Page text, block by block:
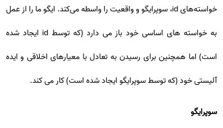
خواسته‌های id، سوپرایگو و واقعیت را واسطه می‌کند. ایگو ما را از عمل
به خواسته های اساسی خود باز می دارد (که توسط id ایجاد شده
است) اما همچنین برای رسیدن به تعادل با معیارهای اخلاقی و ایده
آلیستی خود (که توسط سوپرایگو ایجاد شده است) کار می کند.
سوپرایگو